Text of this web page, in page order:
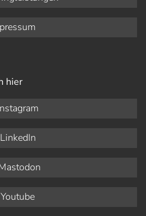
hier
LinkedIn
Youtube